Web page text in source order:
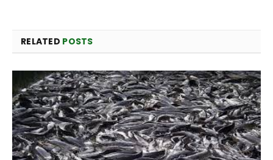
RELATED POSTS